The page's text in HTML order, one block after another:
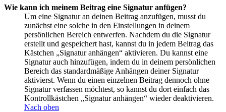
Wie kann ich meinem Beitrag eine Signatur anfügen?
Um eine Signatur an deinen Beitrag anzufügen, musst du
zunächst eine solche in den Einstellungen in deinem
persönlichen Bereich entwerfen. Nachdem du die Signatur
erstellt und gespeichert hast, kannst du in jedem Beitrag das
Kästchen „Signatur anhängen“ aktivieren. Du kannst eine
Signatur auch hinzufügen, indem du in deinem persönlichen
Bereich das standardmäßige Anhängen deiner Signatur
aktivierst. Wenn du einen einzelnen Beitrag dennoch ohne
Signatur verfassen möchtest, so kannst du dort einfach das
Kontrollkästchen „Signatur anhängen“ wieder deaktivieren.
Nach oben